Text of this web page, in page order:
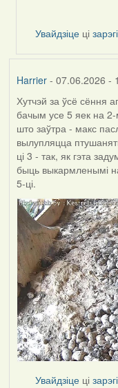
Увайдзіце ці
Harrier- 07.06.2026 -
Хутчэй за ўсё сёння
бачым усе 5 яек на
што заўтра - макс
вылупляцца
ці 3 - так, як гэта
быць выкармленымі
5-ці.
Увайдзіце ці